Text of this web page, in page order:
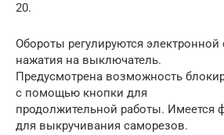
20.
Обороты регулируются электронной
нажатия на выключатель.
Предусмотрена возможность
с помощью кнопки для
продолжительной работы. Имеется
для выкручивания саморезов.